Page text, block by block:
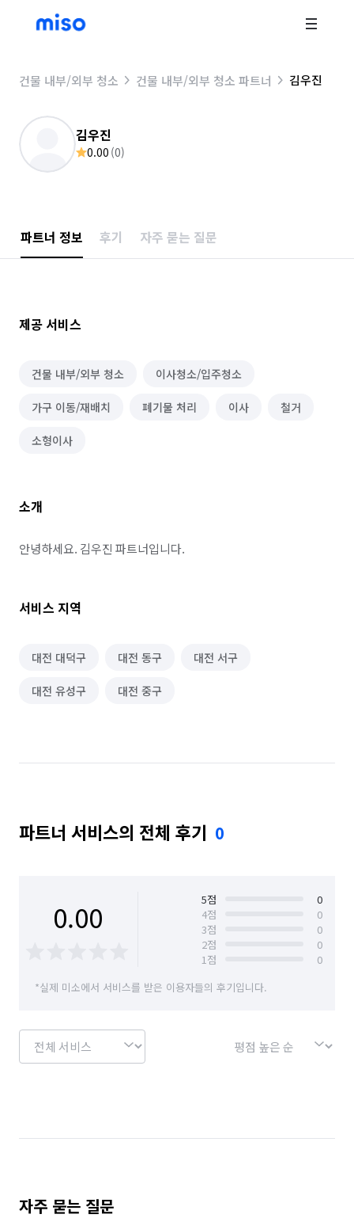
건물 내부/외부 청소 건물 내부/외부 청소 파트너 김우진
김우진
0.00 (0)
파트너 정보 후기 자주 묻는 질문
제공 서비스
건물 내부/외부 청소 이사청소/입주청소
가구 이동/재배치 폐기물 처리 이사 철거
소형이사
소개
안녕하세요. 김우진 파트너입니다.
서비스 지역
대전 대덕구 대전 동구 대전 서구
대전 유성구 대전 중구
파트너 서비스의 전체 후기 0
0.00 5점
0
4점
0
3점
0
2점
0
1점
0
*실제 미소에서 서비스를 받은 이용자들의 후기입니다.
자주 묻는 질문